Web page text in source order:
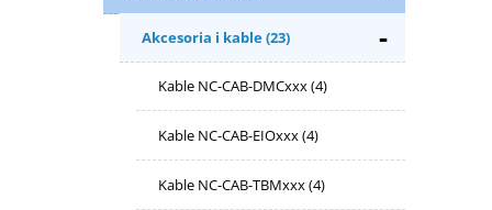
Akcesoria i kable(23)
Kable NC-CAB-DMCxxx(4)
Kable NC-CAB-EIOxxx(4)
Kable NC-CAB-TBMxxx(4)